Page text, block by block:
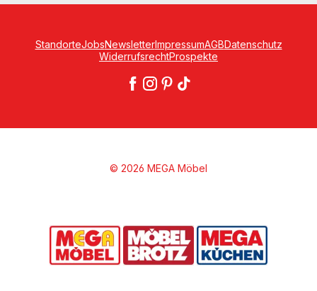
StandorteJobsNewsletterImpressumAGBDatenschutz
WiderrufsrechtProspekte
© 2026 MEGA Möbel